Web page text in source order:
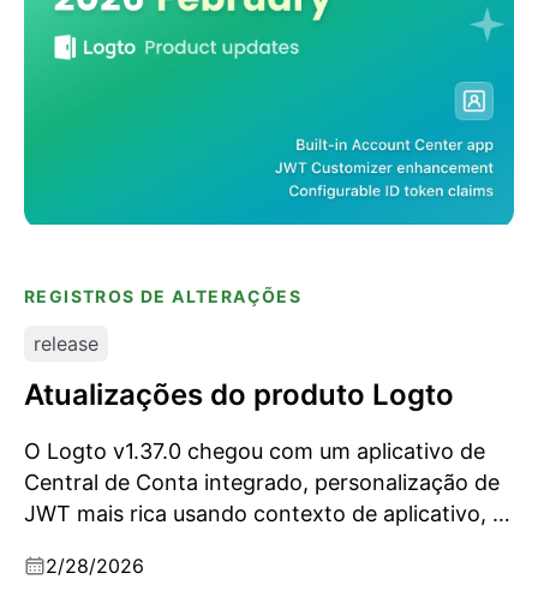
REGISTROS DE ALTERAÇÕES
release
Atualizações do produto Logto
O Logto v1.37.0 chegou com um aplicativo de
Central de Conta integrado, personalização de
JWT mais rica usando contexto de aplicativo, e
Também corrige problemas de
2/28/2026